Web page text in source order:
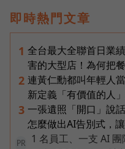
即時熱門文章
1 全台最大全聯首日業
害的大型店！為何把
2 連黃仁勳都叫年輕人
新定義「有價值的人
3 一張遺照「開口」說
怎麼做出AI告別式，
PR
1 名員工、一支 AI